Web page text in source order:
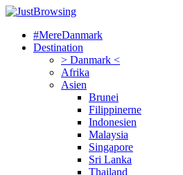
#MereDanmark
Destination
> Danmark <
Afrika
Asien
Brunei
Filippinerne
Indonesien
Malaysia
Singapore
Sri Lanka
Thailand